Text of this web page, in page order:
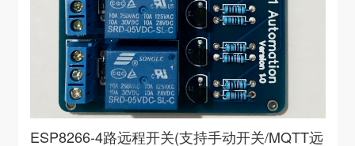
ESP8266-4路远程开关(支持手动开关/MQTT远